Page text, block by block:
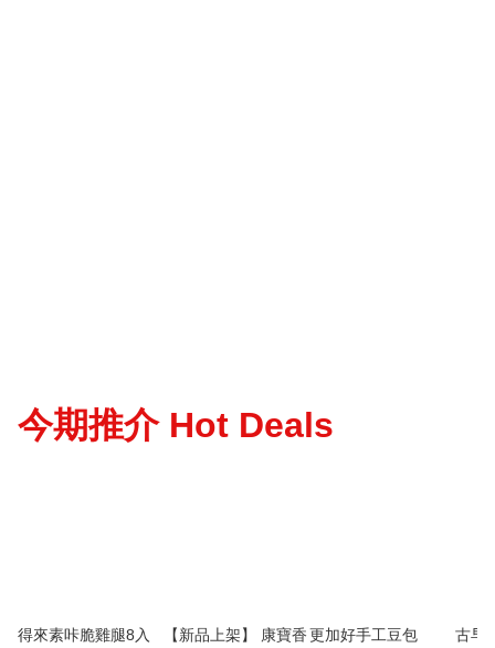
今期推介 Hot Deals
得來素咔脆雞腿8入
【新品上架】 康寶香更加好手工豆包 古早